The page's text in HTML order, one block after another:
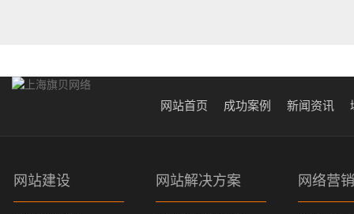
网站首页 成功案例 新闻资讯
网站建设 网站解决方案 网络营销